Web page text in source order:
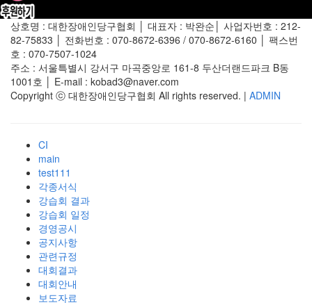
상호명 : 대한장애인당구협회 │ 대표자 : 박완순│ 사업자번호 : 212-
82-75833 │ 전화번호 : 070-8672-6396 / 070-8672-6160 │ 팩스번
호 : 070-7507-1024
주소 : 서울특별시 강서구 마곡중앙로 161-8 두산더랜드파크 B동
1001호 │ E-mail : kobad3@naver.com
Copyright ⓒ 대한장애인당구협회 All rights reserved. | ADMIN
CI
main
test111
각종서식
강습회 결과
강습회 일정
경영공시
공지사항
관련규정
대회결과
대회안내
보도자료